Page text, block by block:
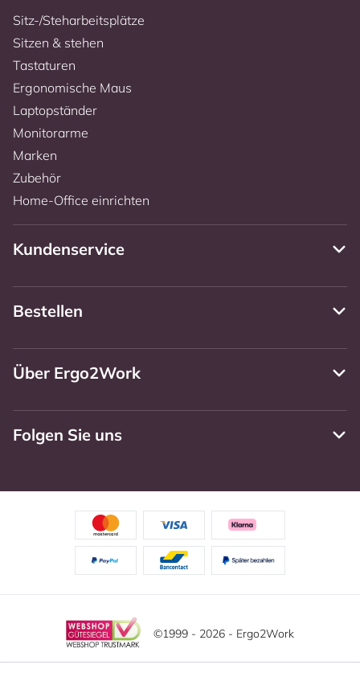
Sitz-/Steharbeitsplätze
Sitzen & stehen
Tastaturen
Ergonomische Maus
Laptopständer
Monitorarme
Marken
Zubehör
Home-Office einrichten
Kundenservice
Bestellen
Über Ergo2Work
Folgen Sie uns
©1999 - 2026 - Ergo2Work